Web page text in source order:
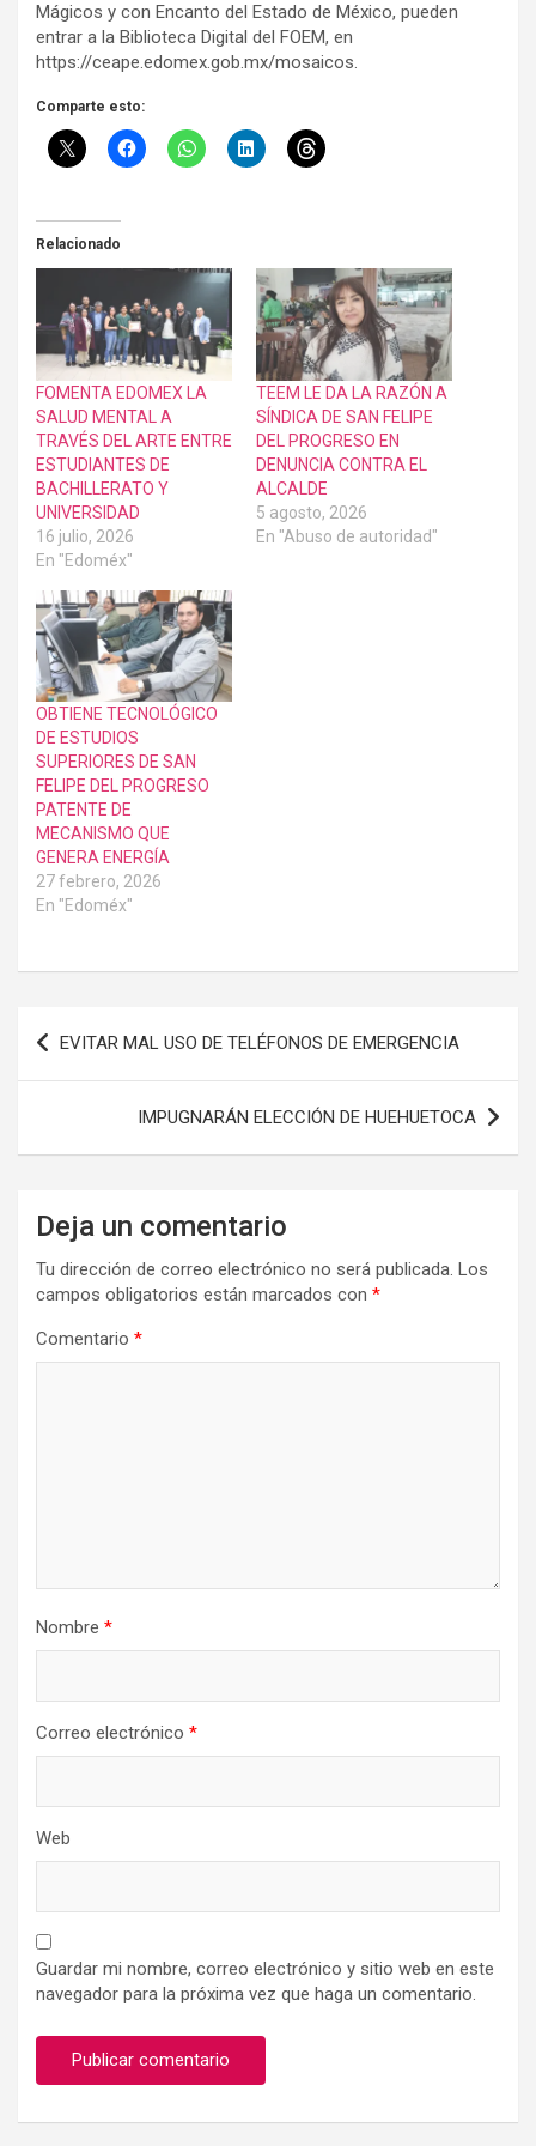
Mágicos y con Encanto del Estado de México, pueden
entrar a la Biblioteca Digital del FOEM, en
https://ceape.edomex.gob.mx/mosaicos.
Comparte esto:
Relacionado
FOMENTA EDOMEX LA
SALUD MENTAL A
TRAVÉS DEL ARTE ENTRE
ESTUDIANTES DE
BACHILLERATO Y
UNIVERSIDAD
16 julio, 2026
En "Edoméx"
TEEM LE DA LA RAZÓN A
SÍNDICA DE SAN FELIPE
DEL PROGRESO EN
DENUNCIA CONTRA EL
ALCALDE
5 agosto, 2026
En "Abuso de autoridad"
OBTIENE TECNOLÓGICO
DE ESTUDIOS
SUPERIORES DE SAN
FELIPE DEL PROGRESO
PATENTE DE
MECANISMO QUE
GENERA ENERGÍA
27 febrero, 2026
En "Edoméx"
Navegación
de
EVITAR MAL USO DE TELÉFONOS DE EMERGENCIA
IMPUGNARÁN ELECCIÓN DE HUEHUETOCA
Deja un comentario
Tu dirección de correo electrónico no será publicada. Los
campos obligatorios están marcados con *
Comentario *
Nombre *
Correo electrónico *
Web
Guardar mi nombre, correo electrónico y sitio web en este
navegador para la próxima vez que haga un comentario.